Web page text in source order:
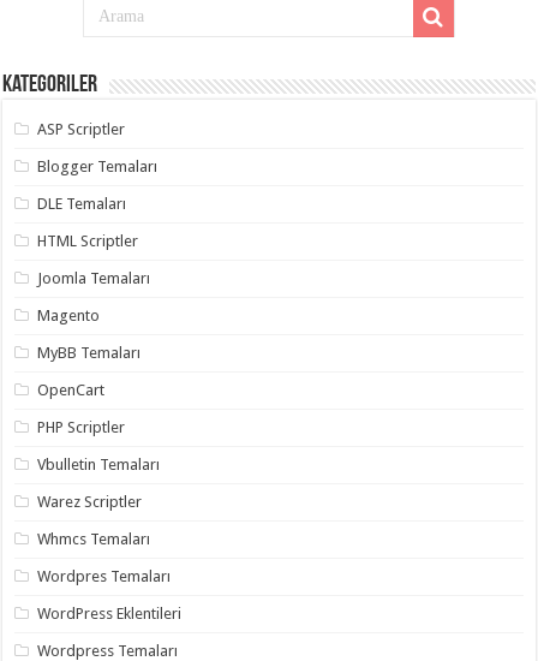
evden
eve
gaziantep
organizasyon,
gaziantep
organizasyon
gaziantep
organizasyon,
gaziantep
organizasyon,
gaziantep
organizasyon ,
gaziantep
organizasyon,
palyaço,
takipçi
twitter
hilesi ,
takipçi
Kategoriler
ASP Scriptler
Blogger Temaları
DLE Temaları
HTML Scriptler
Joomla Temaları
Magento
MyBB Temaları
OpenCart
PHP Scriptler
Vbulletin Temaları
Warez Scriptler
Whmcs Temaları
Wordpres Temaları
WordPress Eklentileri
Wordpress Temaları